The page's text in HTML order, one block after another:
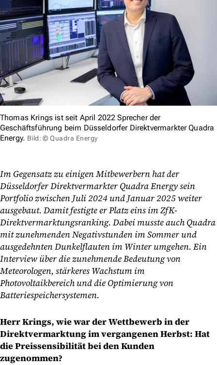
Thomas Krings ist seit April 2022 Sprecher der
Geschäftsführung beim Düsseldorfer Direktvermarkter Quadra
Energy. Bild: © Quadra Energy
Im Gegensatz zu einigen Mitbewerbern hat der
Düsseldorfer Direktvermarkter Quadra Energy sein
Portfolio zwischen Juli 2024 und Januar 2025 weiter
ausgebaut. Damit festigte er Platz eins im ZfK-
Direktvermarktungsranking. Dabei musste auch Quadra
mit zunehmenden Negativstunden im Sommer und
ausgedehnten Dunkelflauten im Winter umgehen. Ein
Interview über die zunehmende Bedeutung von
Meteorologen, stärkeres Wachstum im
Photovoltaikbereich und die Optimierung von
Batteriespeichersystemen.
Herr Krings, wie war der Wettbewerb in der
Direktvermarktung im vergangenen Herbst: Hat
die Preissensibilität bei den Kunden
zugenommen?